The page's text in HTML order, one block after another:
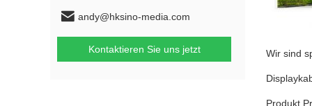
andy@hksino-media.com
Kontaktieren Sie uns jetzt Wir sind
Produkt